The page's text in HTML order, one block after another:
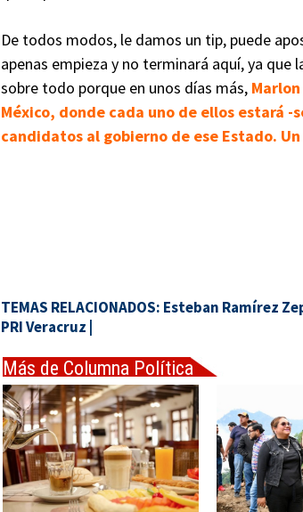
De todos modos, le damos un tip, puede
apenas empieza y no terminará aquí, ya que
sobre todo porque en unos días más,
México, donde cada uno de ellos estará -
candidatos al gobierno de ese Estado.
TEMAS RELACIONADOS: Esteban Ramírez
PRI Veracruz
Más de Columna Política
Express